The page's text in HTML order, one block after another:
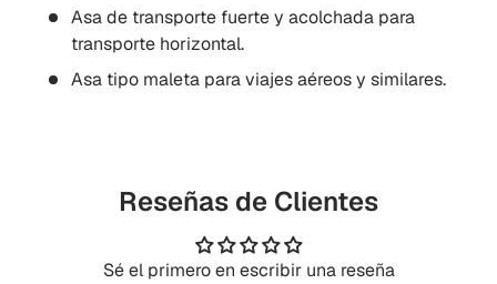
Asa de transporte fuerte y acolchada para
transporte horizontal.
Asa tipo maleta para viajes aéreos y similares.
Reseñas de Clientes
Sé el primero en escribir una reseña